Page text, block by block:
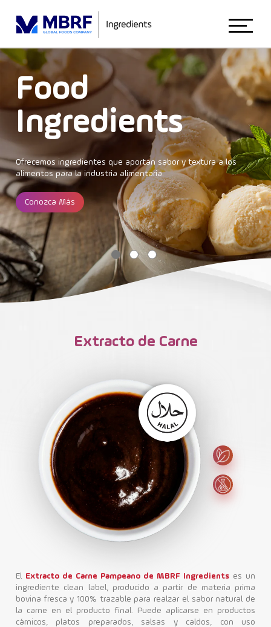
Início
Sobre Nosotros
Animal Nutrition
Food Ingredients
Blog
Contacto
Food
Ingredients
Ofrecemos ingredientes que aportan sabor ytextura a los
alimentos para la industria alimentaria.
Conozca Más
Extracto de Carne
El Extracto de Carne Pampeano de MBRF Ingredients es un
ingrediente clean label, producido a partir de materia prima
bovina fresca y 100% trazable para realzar el sabor natural de
la carne en el producto final. Puede aplicarse en productos
cárnicos, platos preparados, salsas y caldos, con uso